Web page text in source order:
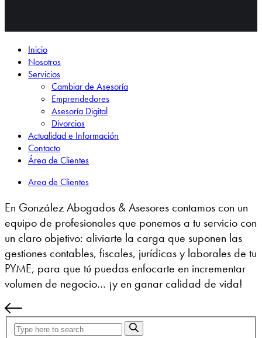
Inicio
Nosotros
Servicios
Cambiar de Asesoría
Emprendedores
Asesoría Digital
Divorcios
Actualidad e Información
Contacto
Área de Clientes
Area de Clientes
En González Abogados & Asesores contamos con un
equipo de profesionales que ponemos a tu servicio con
un claro objetivo: aliviarte la carga que suponen las
gestiones contables, fiscales, jurídicas y laborales de tu
PYME, para que tú puedas enfocarte en incrementar
volumen de negocio… ¡y en ganar calidad de vida!